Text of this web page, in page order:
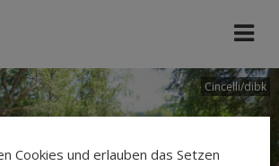
Cincelli/dibk
Cookies und erlauben das Setzen